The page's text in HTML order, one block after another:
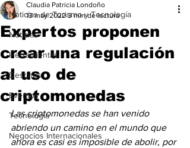
Noticias de Turismo y Tecnología
Noticias
Herramientas
Destinos
Eventos
Tecnología
Negocios Internacionales
Expertos proponen
crear una regulación
al uso de
criptomonedas
Claudia Patricia Londoño
13 may 2022 3 min de lectura
Las criptomonedas se han venido
abriendo un camino en el mundo que
ahora es casi es imposible de abolir, por